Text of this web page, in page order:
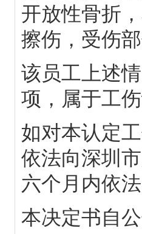
开放性骨折
擦伤，受伤
该员工上述
项，属于工
如对本认定
依法向深圳
六个月内依
本决定书自